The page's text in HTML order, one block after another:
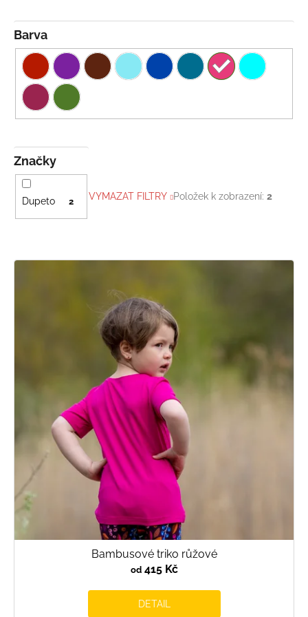
Značky
Dupeto 2
Barva
VYMAZAT FILTRY Položek k zobrazení:2
V
k
Bambusové triko růžové
od415 Kč
DETAIL